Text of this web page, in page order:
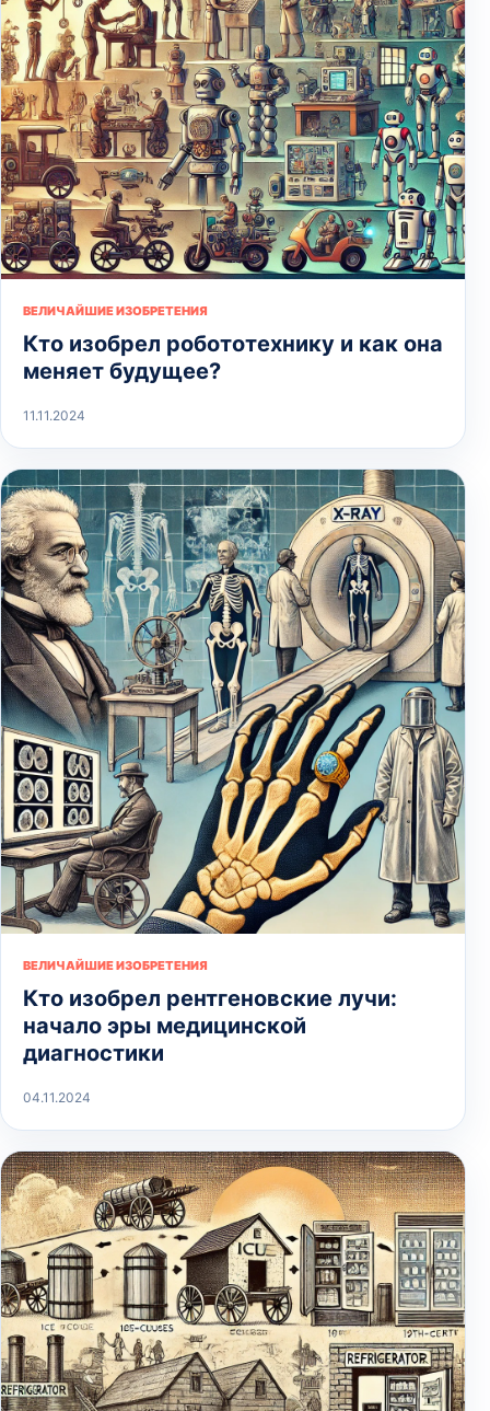
ВЕЛИЧАЙШИЕ ИЗОБРЕТЕНИЯ
Кто изобрел робототехнику и как она
меняет будущее?
11.11.2024
ВЕЛИЧАЙШИЕ ИЗОБРЕТЕНИЯ
Кто изобрел рентгеновские лучи:
начало эры медицинской
диагностики
04.11.2024